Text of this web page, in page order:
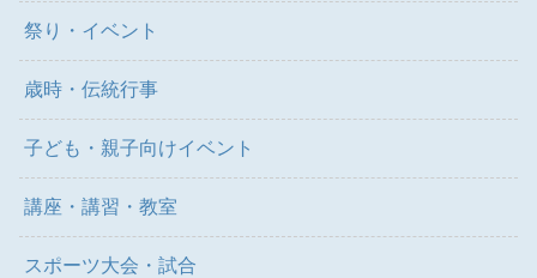
祭り・イベント
歳時・伝統行事
子ども・親子向けイベント
講座・講習・教室
スポーツ大会・試合